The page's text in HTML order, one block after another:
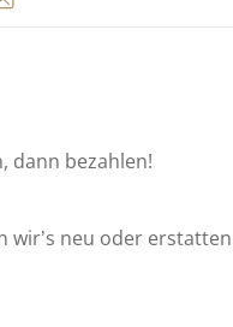
dann bezahlen!
wir’s neu oder erstatten